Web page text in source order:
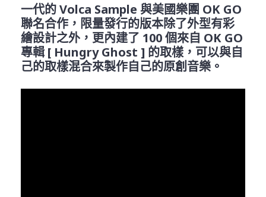
一代的 Volca Sample 與美國樂團 OK GO
聯名合作，限量發行的版本除了外型有彩
繪設計之外，更內建了 100 個來自 OK GO
專輯 [ Hungry Ghost ] 的取樣，可以與自
己的取樣混合來製作自己的原創音樂。